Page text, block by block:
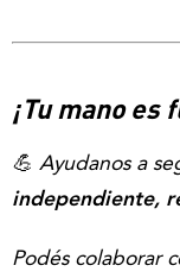
¡Tu mano es
💪 Ayudanos a
independiente,
Podés colaborar